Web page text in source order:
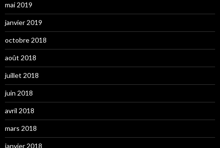
mai 2019
janvier 2019
octobre 2018
août 2018
juillet 2018
juin 2018
avril 2018
mars 2018
janvier 2018